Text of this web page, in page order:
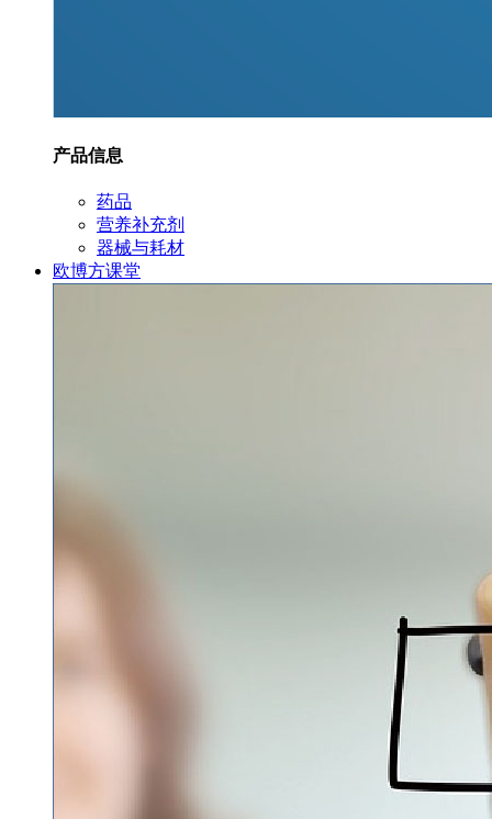
产品信息
药品
营养补充剂
器械与耗材
欧博方课堂